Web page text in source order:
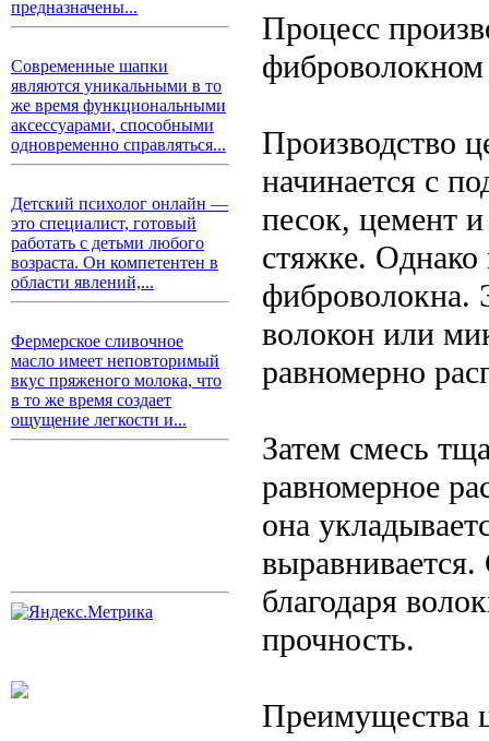
предназначены...
Современные шапки
являются уникальными в то
же время функциональными
аксессуарами, способными
одновременно справляться...
Детский психолог онлайн —
это специалист, готовый
работать с детьми любого
возраста. Он компетентен в
области явлений,...
Фермерское сливочное
масло имеет неповторимый
вкус пряженого молока, что
в то же время создает
ощущение легкости и...
Процесс
фиброволокном
Производство
начинается с
песок, цемент
стяжке.
фиброволокна.
волокон или
равномерно
Затем смесь
равномерное
она
выравнивается.
благодаря
прочность.
Преимущества